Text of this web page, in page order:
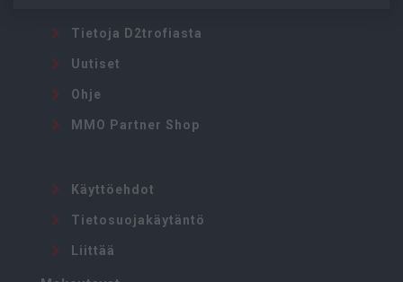
Tietoja D2trofiasta
Uutiset
Ohje
MMO Partner Shop
Käyttöehdot
Tietosuojakäytäntö
Liittää